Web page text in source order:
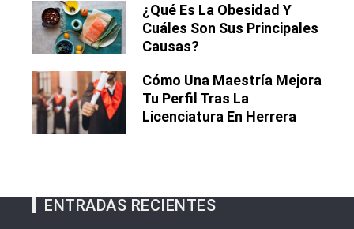
¿Qué Es La Obesidad Y
Cuáles Son Sus Principales
Causas?
Cómo Una Maestría Mejora
Tu Perfil Tras La
Licenciatura En Herrera
ENTRADAS RECIENTES